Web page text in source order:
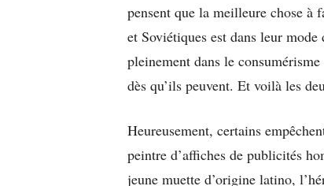
pensent que la meilleure chose à
et Soviétiques est dans leur
pleinement dans le
dès qu’ils peuvent. Et voilà les
Heureusement, certains
peintre d’affiches de publicités
jeune muette d’origine latino,